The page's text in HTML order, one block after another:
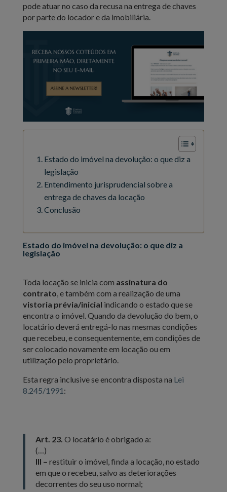
pode atuar no caso da recusa na entrega de chaves
por parte do locador e da imobiliária.
Estado do imóvel na devolução: o que diz a
legislação
Entendimento jurisprudencial sobre a
entrega de chaves da locação
Conclusão
Estado do imóvel na devolução: o que diz a
legislação
Toda locação se inicia com assinatura do
contrato, e também com a realização de uma
vistoria prévia/inicial indicando o estado que se
encontra o imóvel. Quando da devolução do bem, o
locatário deverá entregá-lo nas mesmas condições
que recebeu, e consequentemente, em condições de
ser colocado novamente em locação ou em
utilização pelo proprietário.
Esta regra inclusive se encontra disposta na Lei
8.245/1991 :
Art. 23. O locatário é obrigado a:
(…)
III – restituir o imóvel, finda a locação, no estado
em que o recebeu, salvo as deteriorações
decorrentes do seu uso normal;